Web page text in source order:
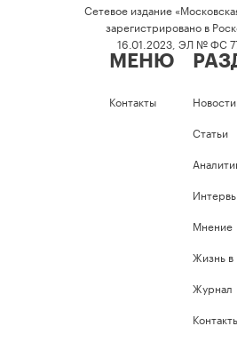
Сетевое издание
зарегистрировано в
16.01.2023, ЭЛ № ФС
МЕНЮ
Контакты
Новости
Статьи
Мнение
Жизнь в
Журнал